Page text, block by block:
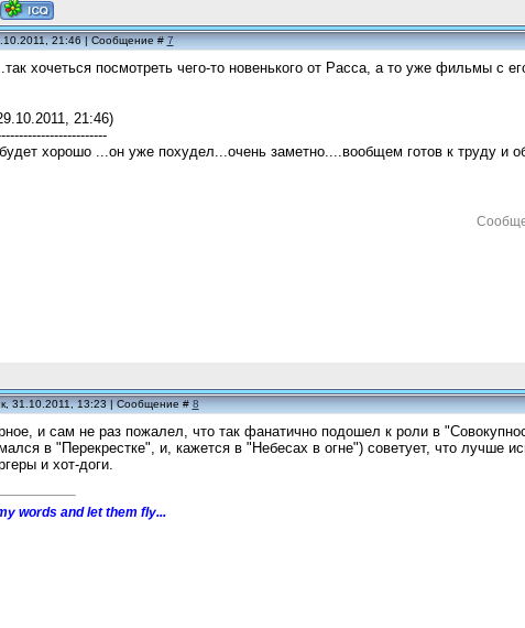
21:46 | Сообщение #7
хочеться посмотреть чего-то новенького от Расса, а то уже фильмы с
21:46)
хорошо ...он уже похудел...очень заметно....вообщем готов к труду и
31.10.2011, 13:23 | Сообщение #8
и сам не раз пожалел, что так фанатично подошел к роли в
в "Перекрестке", и, кажется в "Небесах в огне") советует, что лучше
и хот-доги.
words and let them fly...